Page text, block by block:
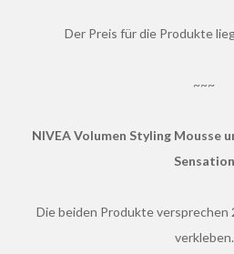
Der Preis für die Produkte
~~~
NIVEA Volumen Styling Mousse und Styling Spray Volume
Sensation
Die beiden Produkte versprechen 24 Stunden Halt ohne zu
verkleben.